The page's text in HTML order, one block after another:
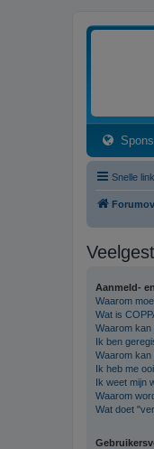
Snelle
Aanmeld-
Waarom
Wat is
Waarom kan
Ik ben
Waarom kan
Ik heb me
Ik weet mijn
Waarom
Wat doet